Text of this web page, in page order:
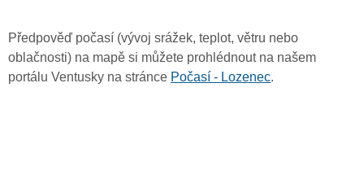
Předpověď počasí (vývoj srážek, teplot, větru nebo
oblačnosti) na mapě si můžete prohlédnout na našem
portálu Ventusky na stránce Počasí - Lozenec.